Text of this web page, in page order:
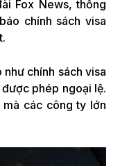
Fox News, thổng
chính sách visa
chính sách visa
phép ngoại lệ.
các công ty lớn